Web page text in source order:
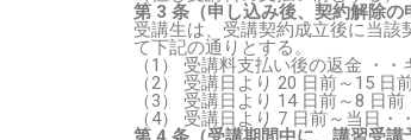
第 3 条（申し込み後、契約解除の
受講生は、受講契約成立後に当
て下記の通りとする。
（1） 受講料支払い後の返金 ・
（2） 受講日より 20 日前～15
（3） 受講日より 14 日前～8 日
（4） 受講日より 7 日前～当日